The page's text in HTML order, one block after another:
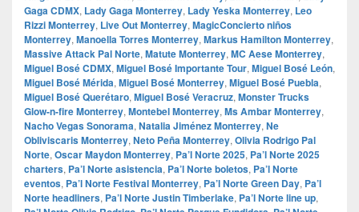
Gaga CDMX, Lady Gaga Monterrey, Lady Yeska Monterrey, Leo
Rizzi Monterrey, Live Out Monterrey, MagicConcierto niños
Monterrey, Manoella Torres Monterrey, Markus Hamilton Monterrey,
Massive Attack Pal Norte, Matute Monterrey, MC Aese Monterrey,
Miguel Bosé CDMX, Miguel Bosé Importante Tour, Miguel Bosé León,
Miguel Bosé Mérida, Miguel Bosé Monterrey, Miguel Bosé Puebla,
Miguel Bosé Querétaro, Miguel Bosé Veracruz, Monster Trucks
Glow-n-fire Monterrey, Montebel Monterrey, Ms Ambar Monterrey,
Nacho Vegas Sonorama, Natalia Jiménez Monterrey, Ne
Obliviscaris Monterrey, Neto Peña Monterrey, Olivia Rodrigo Pal
Norte, Oscar Maydon Monterrey, Pa’l Norte 2025, Pa’l Norte 2025
charters, Pa’l Norte asistencia, Pa’l Norte boletos, Pa’l Norte
eventos, Pa’l Norte Festival Monterrey, Pa’l Norte Green Day, Pa’l
Norte headliners, Pa’l Norte Justin Timberlake, Pa’l Norte line up,